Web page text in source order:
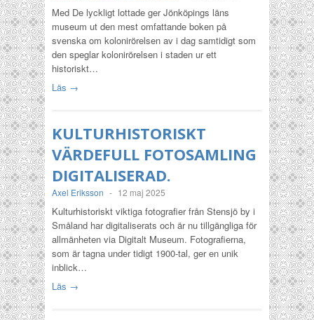
Med De lyckligt lottade ger Jönköpings läns
museum ut den mest omfattande boken på
svenska om kolonirörelsen av i dag samtidigt som
den speglar kolonirörelsen i staden ur ett
historiskt…
Läs →
KULTURHISTORISKT
VÄRDEFULL FOTOSAMLING
DIGITALISERAD.
Axel Eriksson - 12 maj 2025
Kulturhistoriskt viktiga fotografier från Stensjö by i
Småland har digitaliserats och är nu tillgängliga för
allmänheten via Digitalt Museum. Fotografierna,
som är tagna under tidigt 1900-tal, ger en unik
inblick…
Läs →